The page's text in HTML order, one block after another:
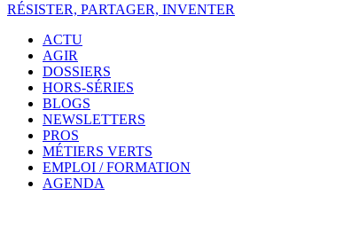
RÉSISTER, PARTAGER, INVENTER
ACTU
AGIR
DOSSIERS
HORS-SÉRIES
BLOGS
NEWSLETTERS
PROS
MÉTIERS VERTS
EMPLOI / FORMATION
AGENDA